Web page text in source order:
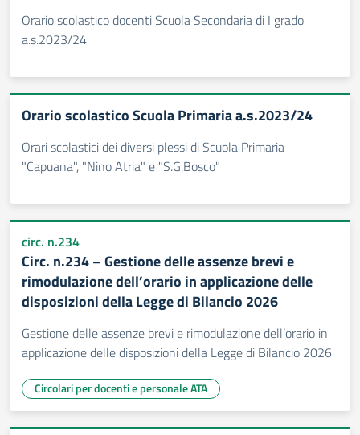
Orario scolastico docenti Scuola Secondaria di I grado
a.s.2023/24
Orario scolastico Scuola Primaria a.s.2023/24
Orari scolastici dei diversi plessi di Scuola Primaria
"Capuana", "Nino Atria" e "S.G.Bosco"
circ. n.234
Circ. n.234 – Gestione delle assenze brevi e
rimodulazione dell’orario in applicazione delle
disposizioni della Legge di Bilancio 2026
Gestione delle assenze brevi e rimodulazione dell’orario in
applicazione delle disposizioni della Legge di Bilancio 2026
Circolari per docenti e personale ATA